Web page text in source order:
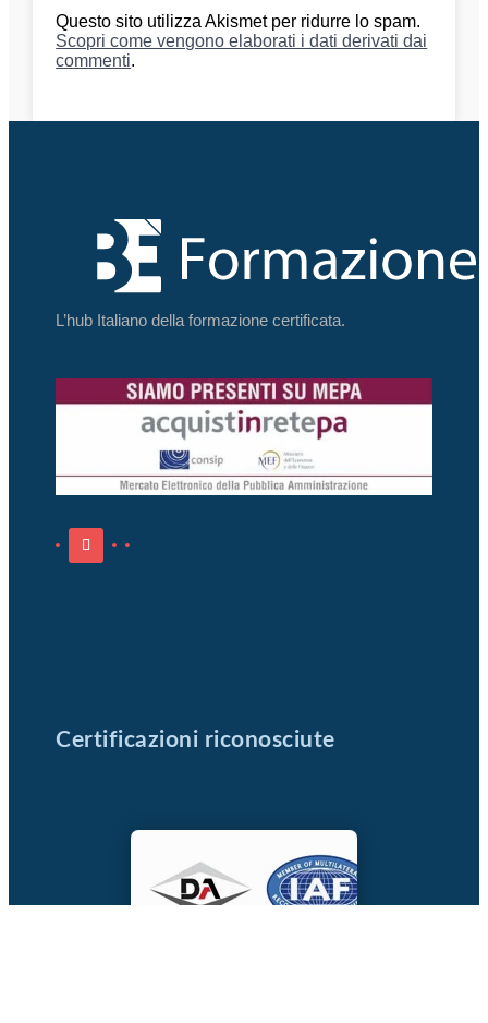
Questo sito utilizza Akismet per ridurre lo spam.
Scopri come vengono elaborati i dati derivati dai
commenti.
L’hub Italiano della formazione certificata.
Certificazioni riconosciute